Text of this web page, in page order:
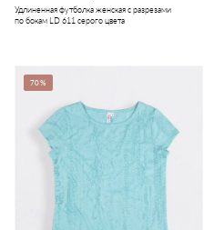
Удлиненная футболка женская с разрезами
по бокам LD 611 серого цвета
70%